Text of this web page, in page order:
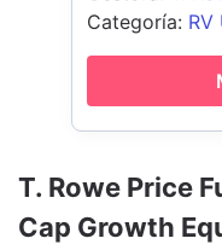
T. Rowe Price
Cap Growth
Management
Categoría: RV